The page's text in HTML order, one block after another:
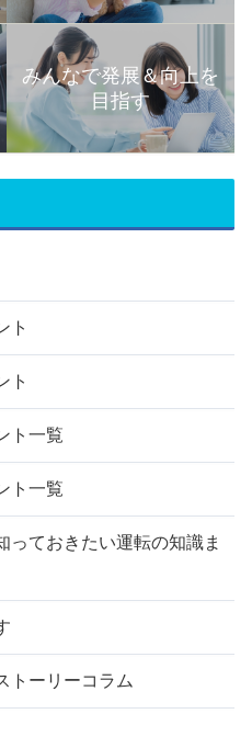
みんなで発展＆向上を
目指す
ト
ト
ト一覧
ト一覧
っておきたい運転の知識ま
トーリーコラム